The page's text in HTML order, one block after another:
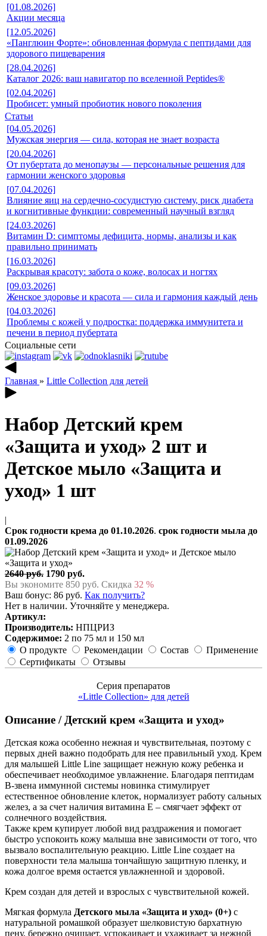
[01.08.2026]
Акции месяца
[12.05.2026]
«Панглюин Форте»: обновленная формула с пептидами для
здорового пищеварения
[28.04.2026]
Каталог 2026: ваш навигатор по вселенной Peptides®
[02.04.2026]
Пробисет: умный пробиотик нового поколения
Статьи
[04.05.2026]
Мужская энергия — сила, которая не знает возраста
[20.04.2026]
От пубертата до менопаузы — персональные решения для
гармонии женского здоровья
[07.04.2026]
Влияние яиц на сердечно-сосудистую систему, риск диабета
и когнитивные функции: современный научный взгляд
[24.03.2026]
Витамин D: симптомы дефицита, нормы, анализы и как
правильно принимать
[16.03.2026]
Раскрывая красоту: забота о коже, волосах и ногтях
[09.03.2026]
Женское здоровье и красота — сила и гармония каждый день
[04.03.2026]
Проблемы с кожей у подростка: поддержка иммунитета и
печени в период пубертата
Социальные сети
Главная » Little Collection для детей
Набор Детский крем
«Защита и уход» 2 шт и
Детское мыло «Защита и
уход» 1 шт
|
Срок годности крема до 01.10.2026. срок годности мыла до
01.09.2026
2640 руб. 1790 руб.
Вы экономите 850 руб. Cкидка 32 %
Ваш бонус: 86 руб. Как получить?
Нет в наличии. Уточняйте у менеджера.
Артикул:
Производитель: НПЦРИЗ
Содержимое: 2 по 75 мл и 150 мл
О продукте
Рекомендации Состав
Применение
Сертификаты
Отзывы
Серия препаратов
«Little Collection» для детей
Описание / Детский крем «Защита и уход»
Детская кожа особенно нежная и чувствительная, поэтому с
первых дней важно подобрать для нее правильный уход. Крем
для малышей Little Line защищает нежную кожу ребенка и
обеспечивает необходимое увлажнение. Благодаря пептидам
В-звена иммунной системы новинка стимулирует
естественное обновление клеток, нормализует работу сальных
желез, а за счет наличия витамина Е – смягчает эффект от
солнечного воздействия.
Также крем купирует любой вид раздражения и помогает
быстро успокоить кожу малыша вне зависимости от того, что
вызвало воспалительную реакцию. Little Line создает на
поверхности тела малыша тончайшую защитную пленку, и
кожа долгое время остается увлажненной и здоровой.
Крем создан для детей и взрослых с чувствительной кожей.
Мягкая формула Детского мыла «Защита и уход» (0+) с
натуральной ромашкой образует шелковистую бархатную
пену, бережно очищает, успокаивает и ухаживает за нежной